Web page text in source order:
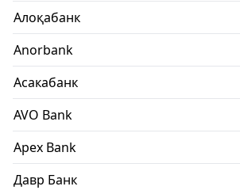
Алоқабанк
Anorbank
Асакабанк
AVO Bank
Apex Bank
Давр Банк